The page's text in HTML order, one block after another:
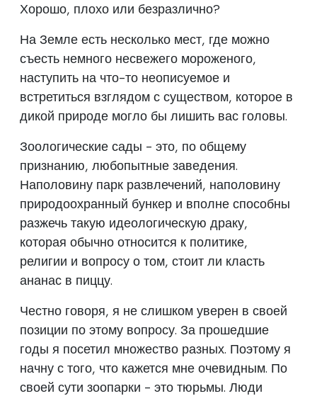
Хорошо, плохо или безразлично?
На Земле есть несколько мест, где можно
съесть немного несвежего мороженого,
наступить на что-то неописуемое и
встретиться взглядом с существом, которое в
дикой природе могло бы лишить вас головы.
Зоологические сады - это, по общему
признанию, любопытные заведения.
Наполовину парк развлечений, наполовину
природоохранный бункер и вполне способны
разжечь такую идеологическую драку,
которая обычно относится к политике,
религии и вопросу о том, стоит ли класть
ананас в пиццу.
Честно говоря, я не слишком уверен в своей
позиции по этому вопросу. За прошедшие
годы я посетил множество разных. Поэтому я
начну с того, что кажется мне очевидным. По
своей сути зоопарки - это тюрьмы. Люди